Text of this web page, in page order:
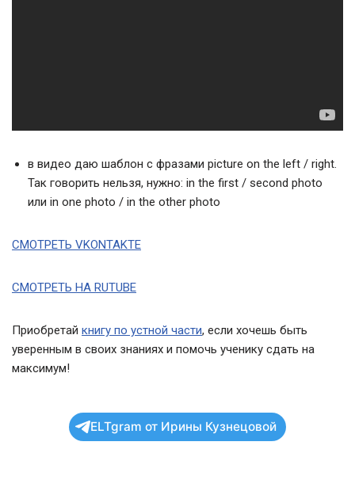
в видео даю шаблон с фразами picture on the left / right.
Так говорить нельзя, нужно: in the first / second photo
или in one photo / in the other photo
СМОТРЕТЬ VKONTAKTE
СМОТРЕТЬ НА RUTUBE
Приобретай книгу по устной части, если хочешь быть
уверенным в своих знаниях и помочь ученику сдать на
максимум!
ELTgram от Ирины Кузнецовой